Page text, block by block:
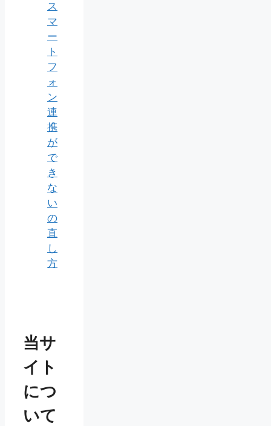
ス
マ
ー
ト
フ
ォ
ン
連
携
が
で
き
な
い
の
直
し
方
当サ
イト
につ
いて